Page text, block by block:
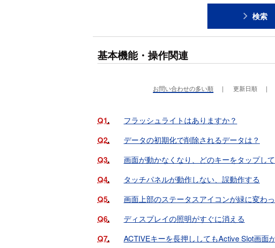
検索
基本機能・操作関連
お問い合わせの多い順 更新日順
Q1 フラッシュライトはありますか？
Q2 データの初期化で削除されるデータは？
Q3 画面が動かなくなり、どのキーをタップし
Q4 タッチパネルが動作しない、誤動作する
Q5 画面上部のステータスアイコンが緑に変わ
Q6 ディスプレイの照明がすぐに消える
Q7 ACTIVEキーを長押ししてもActive Slot画面